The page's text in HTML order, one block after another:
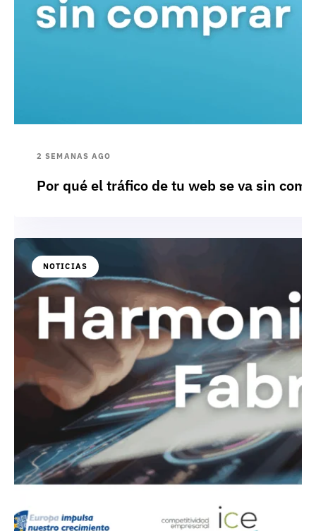
2 SEMANAS AGO
Por qué el tráfico de tu web se va sin
NOTICIAS